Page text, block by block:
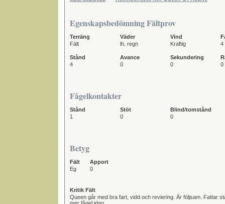
Egenskapsbedömning Fältprov
Terräng
Fält
Väder
lh. regn
Vind
Kraftig
4
Stånd
4
Avance
0
Sekundering
0
0
Fågelkontakter
Stånd
1
Stöt
0
Blind/tomstånd
0
Betyg
Fält
Eg
Apport
0
Kritik Fält
Queen går med bra fart, vidd och reviering. Är följsam. Fattar